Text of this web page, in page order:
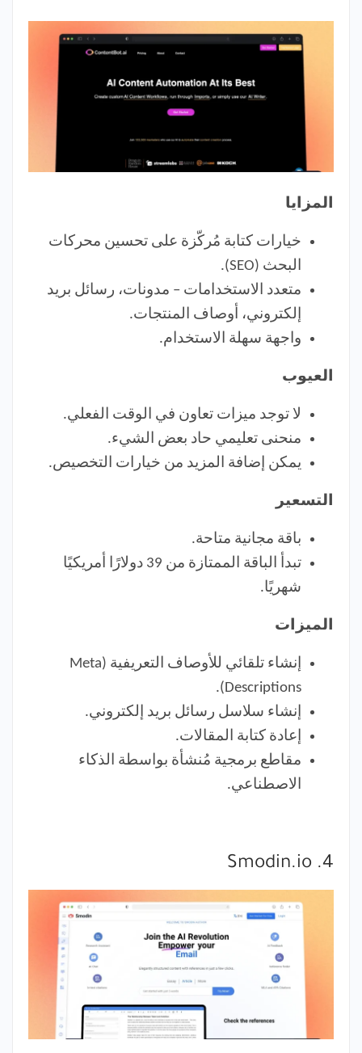
المزايا
خيارات كتابة مُركّزة على تحسين محركات
البحث (SEO).
متعدد الاستخدامات – مدونات، رسائل بريد
إلكتروني، أوصاف المنتجات.
واجهة سهلة الاستخدام.
العيوب
لا توجد ميزات تعاون في الوقت الفعلي.
منحنى تعليمي حاد بعض الشيء.
يمكن إضافة المزيد من خيارات التخصيص.
التسعير
باقة مجانية متاحة.
تبدأ الباقة الممتازة من 39 دولارًا أمريكيًا
شهريًا.
الميزات
إنشاء تلقائي للأوصاف التعريفية (Meta
Descriptions).
إنشاء سلاسل رسائل بريد إلكتروني.
إعادة كتابة المقالات.
مقاطع برمجية مُنشأة بواسطة الذكاء
الاصطناعي.
4. Smodin.io